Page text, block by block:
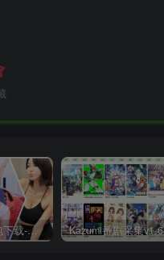
车模视频打包下载-高清无水印版